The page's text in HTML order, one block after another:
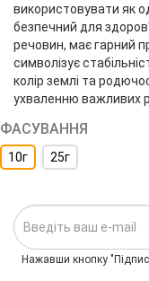
використовувати як
безпечний для
речовин, має гарний
символізує
колір землі та
ухваленню важливих
ФАСУВАННЯ
10г 25г
Нажавши кнопку